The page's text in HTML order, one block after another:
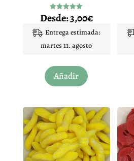
Valorado
con
de 5
Desde:3,00€
Entrega estimada:
martes 11. agosto
Añadir
producto
variantes.
Las
opciones
se